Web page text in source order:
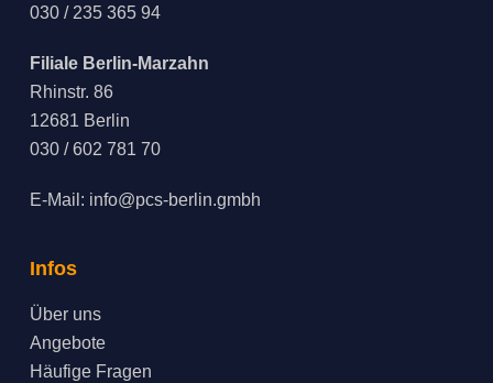
030 / 235 365 94
Filiale Berlin-Marzahn
Rhinstr. 86
12681 Berlin
030 / 602 781 70
E-Mail: info@pcs-berlin.gmbh
Infos
Über uns
Angebote
Häufige Fragen